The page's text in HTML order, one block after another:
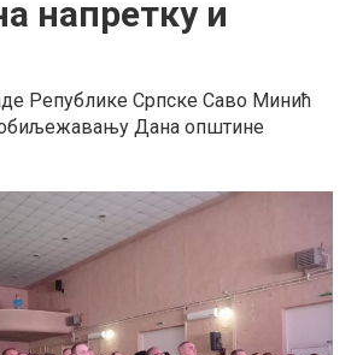
напретку и
Републике Српске Саво Минић
обиљежавању Дана општине